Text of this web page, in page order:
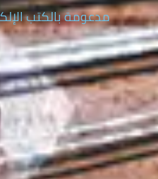
بالكتب الإلكترونية